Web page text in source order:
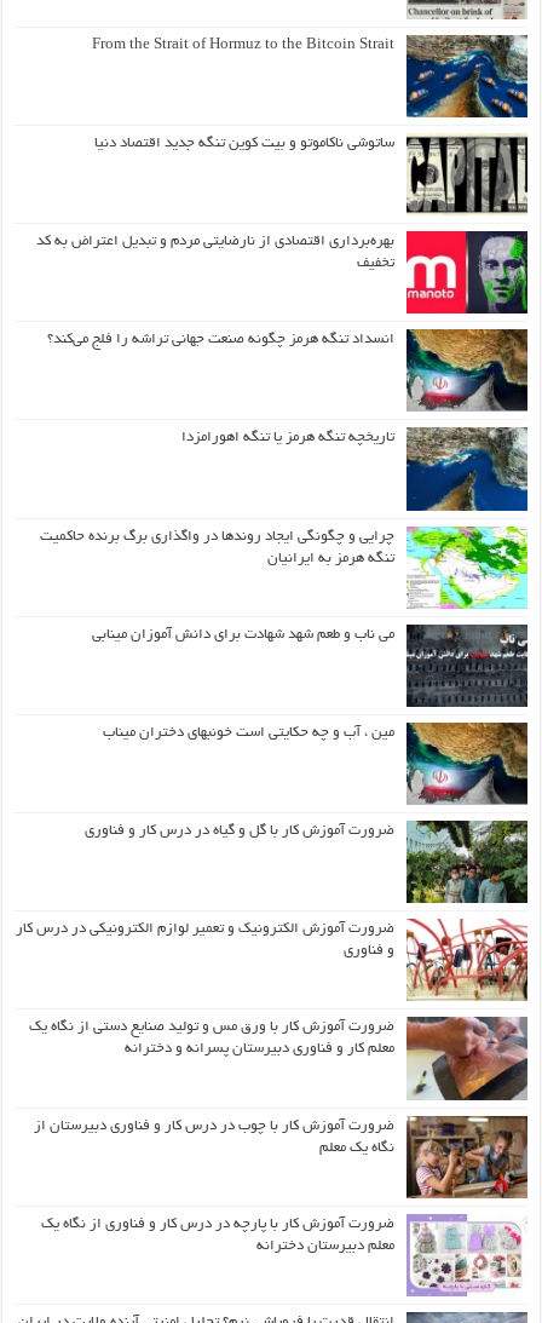
From the Strait of Hormuz to the Bitcoin Strait
ساتوشی ناکاموتو و بیت کوین تنگه جدید اقتصاد دنیا
بهره‌برداری اقتصادی از نارضایتی مردم و تبدیل اعتراض به کد
تخفیف
انسداد تنگه هرمز چگونه صنعت جهانی تراشه را فلج می‌کند؟
تاریخچه تنگه هرمز یا تنگه اهورامزدا
چرایی و چگونگی ایجاد روندها در واگذاری برگ برنده حاکمیت
تنگه هرمز به ایرانیان
می ناب و طعم شهد شهادت برای دانش آموزان مینابی
مین ، آب و چه حکایتی است خونبهای دختران میناب
ضرورت آموزش کار با گل و گیاه در درس کار و فناوری
ضرورت آموزش الکترونیک و تعمیر لوازم الکترونیکی در درس کار
و فناوری
ضرورت آموزش کار با ورق مس و تولید صنایع دستی از نگاه یک
معلم کار و فناوری دبیرستان پسرانه و دخترانه
ضرورت آموزش کار با چوب در درس کار و فناوری دبیرستان از
نگاه یک معلم
ضرورت آموزش کار با پارچه در درس کار و فناوری از نگاه یک
معلم دبیرستان دخترانه